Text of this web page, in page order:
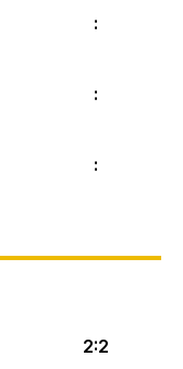
:
:
:
2:2